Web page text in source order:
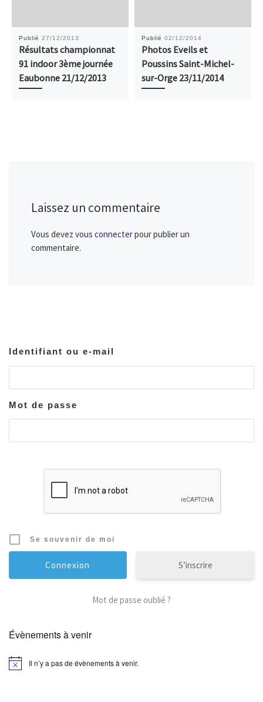
Publié 27/12/2013
Résultats championnat
91 indoor 3ème journée
Eaubonne 21/12/2013
Publié 02/12/2014
Photos Eveils et
Poussins Saint-Michel-
sur-Orge 23/11/2014
Laissez un commentaire
Vous devez vous connecterpour publier un
commentaire.
Identifiant ou e-mail
Mot de passe
Se souvenir de moi
S’inscrire
Mot de passe oublié ?
Évènements à venir
Il n’y a pas de évènements à venir.